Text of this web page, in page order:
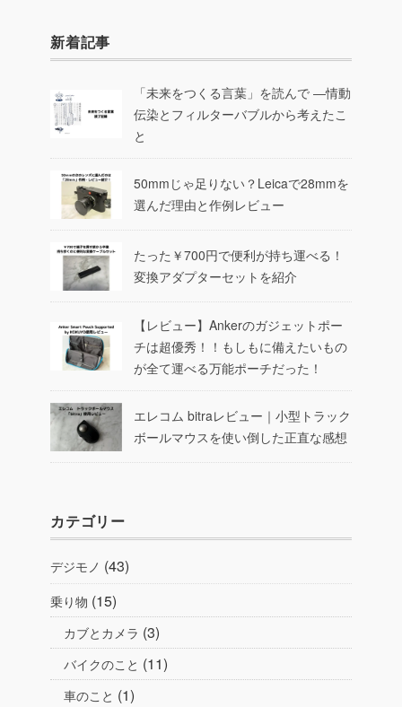
新着記事
「未来をつくる言葉」を読んで ―情動
伝染とフィルターバブルから考えたこ
と
50mmじゃ足りない？Leicaで28mmを
選んだ理由と作例レビュー
たった￥700円で便利が持ち運べる！
変換アダプターセットを紹介
【レビュー】Ankerのガジェットポー
チは超優秀！！もしもに備えたいもの
が全て運べる万能ポーチだった！
エレコム bitraレビュー｜小型トラック
ボールマウスを使い倒した正直な感想
カテゴリー
デジモノ (43)
乗り物 (15)
カブとカメラ (3)
バイクのこと (11)
車のこと (1)